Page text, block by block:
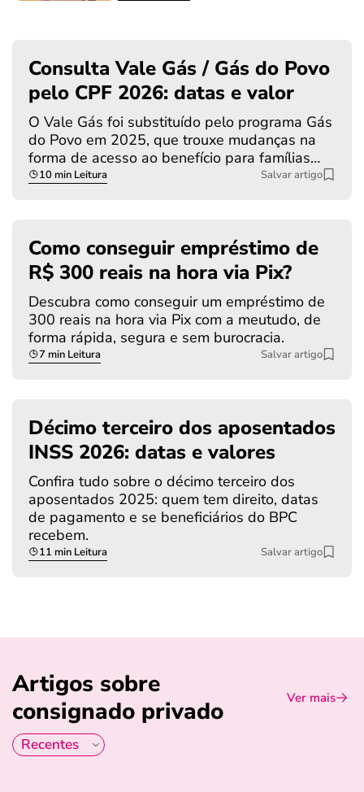
Consulta Vale Gás / Gás do Povo
pelo CPF 2026: datas e valor
O Vale Gás foi substituído pelo programa Gás
do Povo em 2025, que trouxe mudanças na
forma de acesso ao benefício para famílias…
10 min Leitura Salvar artigo
Como conseguir empréstimo de
R$ 300 reais na hora via Pix?
Descubra como conseguir um empréstimo de
300 reais na hora via Pix com a meutudo, de
forma rápida, segura e sem burocracia.
7 min Leitura Salvar artigo
Décimo terceiro dos aposentados
INSS 2026: datas e valores
Confira tudo sobre o décimo terceiro dos
aposentados 2025: quem tem direito, datas
de pagamento e se beneficiários do BPC
recebem.
11 min Leitura Salvar artigo
Artigos sobre
consignado privado
Ver mais